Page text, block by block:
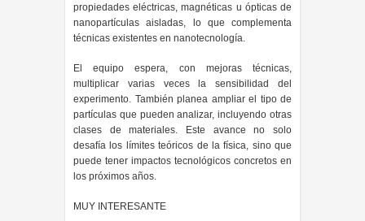
propiedades eléctricas, magnéticas u ópticas de
nanopartículas aisladas, lo que complementa
técnicas existentes en nanotecnología.
El equipo espera, con mejoras técnicas,
multiplicar varias veces la sensibilidad del
experimento. También planea ampliar el tipo de
partículas que pueden analizar, incluyendo otras
clases de materiales. Este avance no solo
desafía los límites teóricos de la física, sino que
puede tener impactos tecnológicos concretos en
los próximos años.
MUY INTERESANTE